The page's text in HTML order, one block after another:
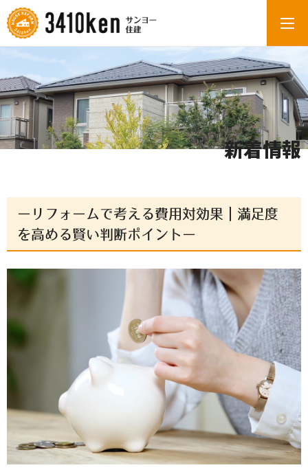
新着情報
ーリフォームで考える費用対効果｜満足度
を高める賢い判断ポイントー